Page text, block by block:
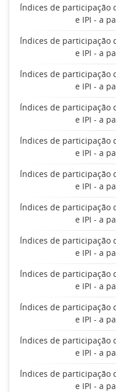
Índices de participação
e IPI - a
Índices de participação
e IPI - a
Índices de participação
e IPI - a
Índices de participação
e IPI - a
Índices de participação
e IPI - a
Índices de participação
e IPI - a
Índices de participação
e IPI - a
Índices de participação
e IPI - a
Índices de participação
e IPI - a
Índices de participação
e IPI - a
Índices de participação
e IPI - a
Índices de participação
e IPI - a